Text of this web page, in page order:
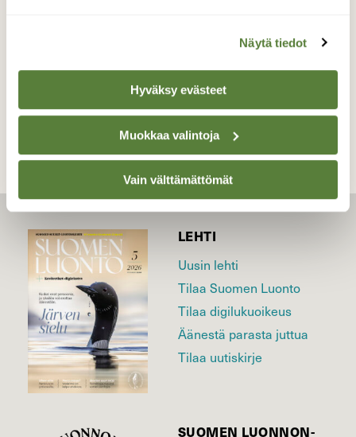
Näytä tiedot
Hyväksy evästeet
Muokkaa valintoja
Vain välttämättömät
TAKAISIN LISTAAN
LEHTI
Uusin lehti
Tilaa Suomen Luonto
Tilaa digilukuoikeus
Äänestä parasta juttua
Tilaa uutiskirje
SUOMEN LUONNON­